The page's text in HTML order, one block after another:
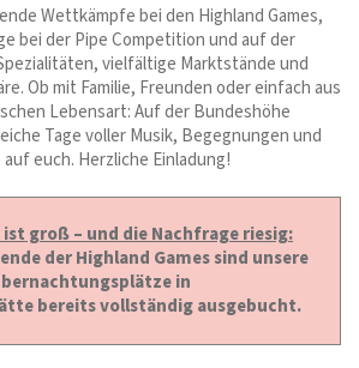
Wettkämpfe bei den Highland Games,
bei der Pipe Competition und auf der
vielfältige Marktstände und
Ob mit Familie, Freunden oder einfach aus
Lebensart: Auf der Bundeshöhe
Tage voller Musik, Begegnungen und
euch. Herzliche Einladung!
groß – und die Nachfrage riesig:
der Highland Games sind unsere
in
bereits vollständig ausgebucht.